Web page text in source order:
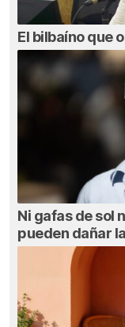
El bilbaíno que
Ni gafas de sol
pueden dañar